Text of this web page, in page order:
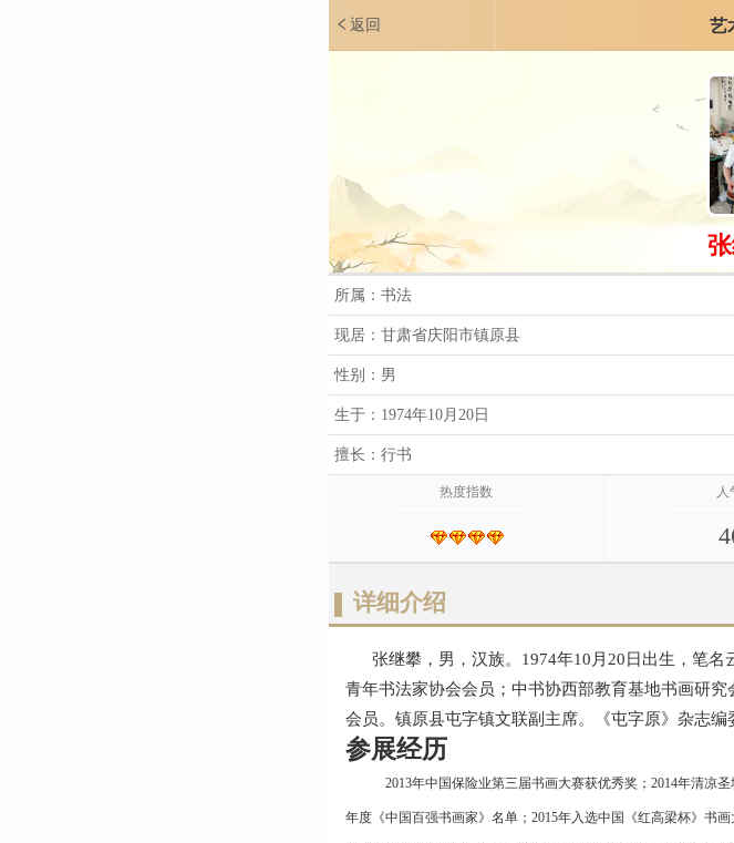
返回 艺
所属：书法
现居：甘肃省庆阳市镇原县
性别：男
生于：1974年10月20日
擅长：行书
热度指数 人
详细介绍
张继攀，男，汉族。1974年10月20日出生，笔名
青年书法家协会会员；中书协西部教育基地书画研
会员。镇原县屯字镇文联副主席。《屯字原》杂志编
参展经历
2013年中国保险业第三届书画大赛获优秀奖；2014年清凉
年度《中国百强书画家》名单；2015年入选中国《红高梁杯》书